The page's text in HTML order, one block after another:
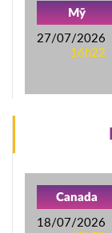
Mỹ
27/07/2026
16h22
Canada
18/07/2026